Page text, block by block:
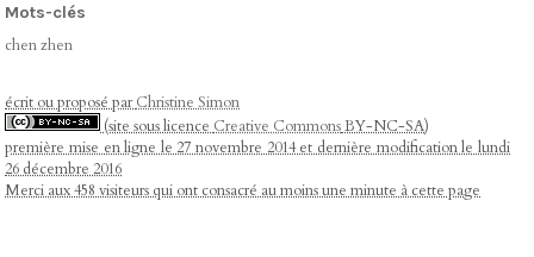
Mots-clés
chen zhen
écrit ou proposé parChristine Simon
(site sous licence Creative CommonsBY-NC-SA)
première mise en ligne le 27 novembre 2014 et dernière modification le lundi
26 décembre 2016
Merci aux 458 visiteurs qui ont consacré au moins une minute à cette page